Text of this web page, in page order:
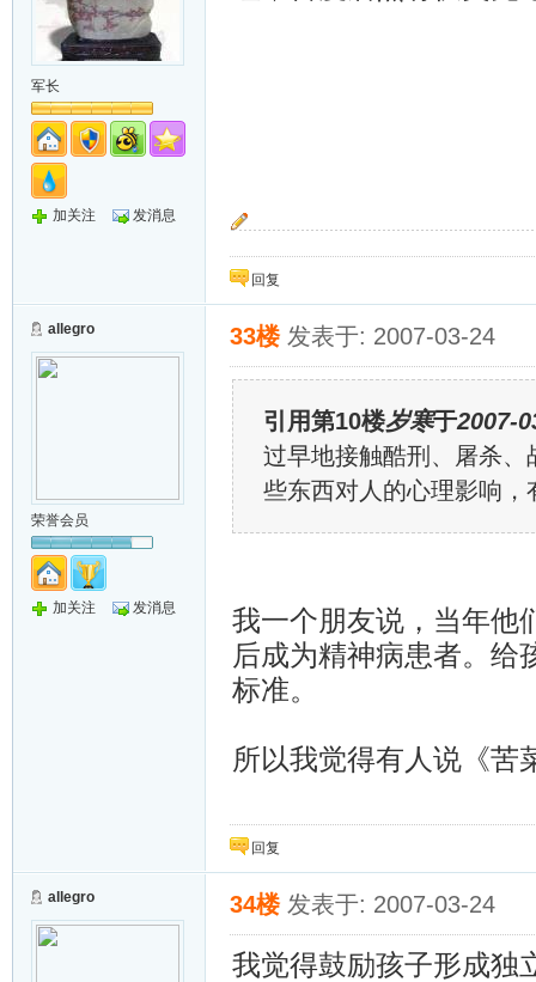
军长
加关注 发消息
~~追~~
回复
allegro
荣誉会员
加关注 发消息
33楼 发表于: 2007-03-24
引用第10楼岁寒于2007-
过早地接触酷刑、屠杀
些东西对人的心理影响
我一个朋友说，当年他
后成为精神病患者。给
标准。
所以我觉得有人说《苦
回复
allegro 34楼 发表于: 2007-03-24
我觉得鼓励孩子形成独